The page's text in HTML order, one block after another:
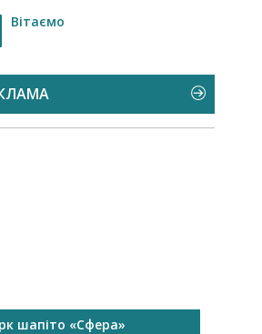
Вітаємо
шапіто «Сфера»